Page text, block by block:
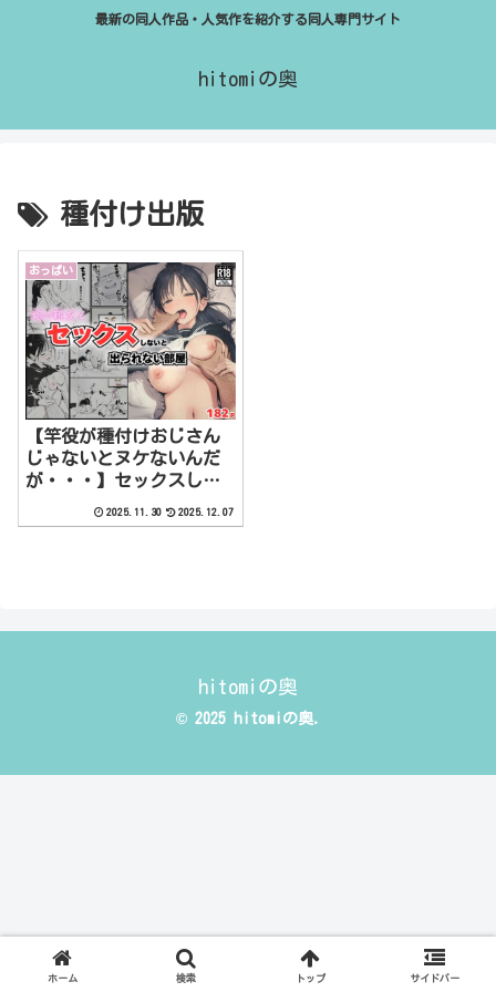
最新の同人作品・人気作を紹介する同人専門サイト
hitomiの奥
種付け出版
おっぱい
【竿役が種付けおじさん
じゃないとヌケないんだ
が・・・】セックスしな
いと出られない部屋に娘
の親友と閉じ込められた
2025.11.30 2025.12.07
hitomiの奥
© 2025 hitomiの奥.
ホーム 検索 トップ サイドバー